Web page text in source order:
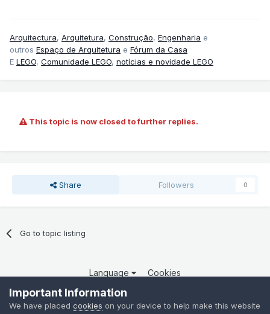
Arquitectura, Arquitetura, Construção, Engenharia e
outros Espaço de Arquitetura e Fórum da Casa
E LEGO, Comunidade LEGO, notícias e novidade LEGO
This topic is now closed to further replies.
Share Followers 0
Go to topic listing
Language Cookies
Copyright 2025 por QCOM. Todos os direitos reservados.
Powered by Invision Community
Important Information
We have placed cookies on your device to help make this website